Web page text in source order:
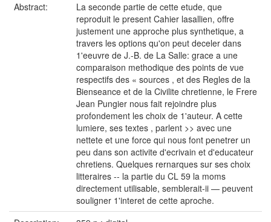
Abstract:
La seconde partie de cette etude, que
reproduit le present Cahier lasallien, offre
justement une approche plus synthetique, a
travers les options qu'on peut deceler dans
1'eeuvre de J.-B. de La Salle: grace a une
comparaison methodique des points de vue
respectifs des « sources , et des Regles de la
Bienseance et de la Civilite chretienne, le Frere
Jean Pungier nous fait rejoindre plus
profondement les choix de 1'auteur. A cette
lumiere, ses textes , parlent >> avec une
nettete et une force qui nous font penetrer un
peu dans son activite d'ecrivain et d'educateur
chretiens. Quelques rernarques sur ses choix
litteraires -- la partie du CL 59 la moms
directement utilisable, semblerait-ii — peuvent
souligner 1'interet de cette aproche.